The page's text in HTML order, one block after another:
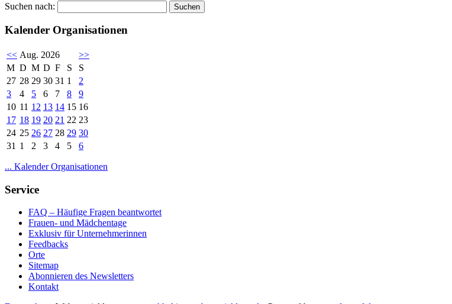
Suchen nach:
Kalender Organisationen
<< Aug. 2026
>>
M D M D F S
S
27 28 29 30 31 1
2
3
4 5 6 7 8
9
10 11 12 13 14 15 16
17 18 19 20 21 22 23
24 25 26 27 28 29 30
31 1 2 3 4 5 6
... Kalender Organisationen
Service
FAQ – Häufige Fragen beantwortet
Frauen- und Mädchentage
Exklusiv für Unternehmerinnen
Feedbacks
Orte
Sitemap
Abonnieren des Newsletters
Kontakt